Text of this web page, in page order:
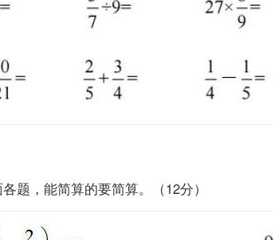
各题，能简算的要简算。（12分）